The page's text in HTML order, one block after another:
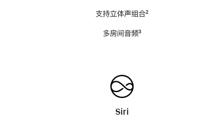
支持立体声组合脚
²
多房间音频脚
³
Siri